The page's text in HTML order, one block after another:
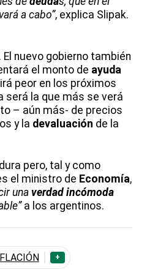
a cabo”, explica Slipak.
El nuevo gobierno también
el monto de ayuda
irá peor en los próximos
será la que más se verá
– aún más- de precios
y la devaluación de la
pero, tal y como
el ministro de Economía,
una verdad incómoda
a los argentinos.
+